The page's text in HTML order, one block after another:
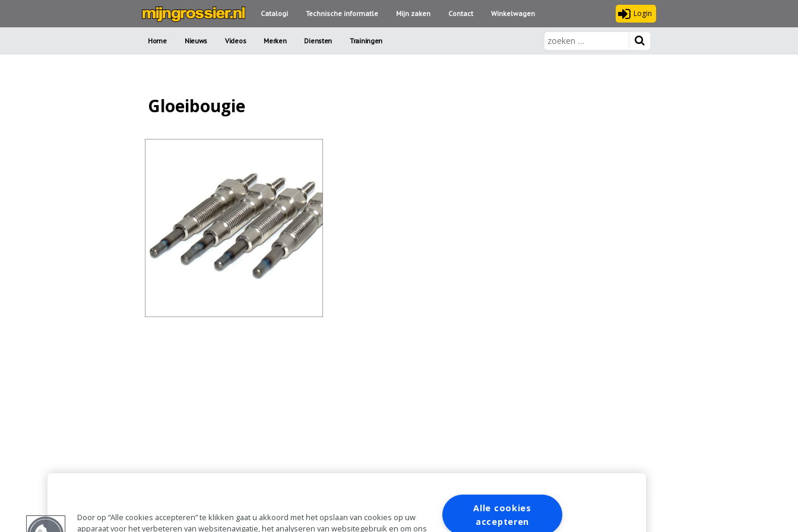
Catalogi Technische informatle Mijn zaken Contact Winkelwagen Login
Home Nieuws Videos Merken Diensten Trainingen
Gloeibougie
Door op “Alle cookies accepteren” te klikken gaat u akkoord met het opslaan van cookies op uw
apparaat voor het verbeteren van websitenavigatie, het analyseren van websitegebruik en om ons
Alle cookies
accepteren